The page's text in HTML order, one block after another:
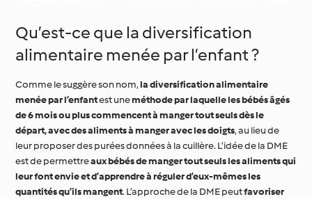
Qu’est-ce que la diversification
alimentaire menée par l’enfant ?
Comme le suggère son nom,la diversification alimentaire
menée par l’enfantest uneméthode par laquelle les bébés âgés
de 6 mois ou plus commencent à manger tout seuls dès le
départ, avec des aliments à manger avec les doigts, au lieu de
leur proposer des purées données à la cuillère. L’idée de la DME
est de permettreaux bébés de manger tout seuls les aliments qui
leur font envie et d’apprendre à réguler d’eux-mêmes les
quantités qu’ils mangent. L’approche de la DME peutfavoriser